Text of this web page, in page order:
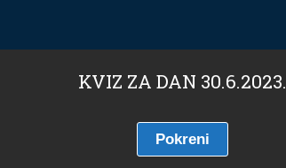
KVIZ ZA DAN 30.6.2023.